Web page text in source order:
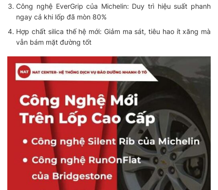
Công nghệ EverGrip của Michelin: Duy trì hiệu suất phanh
ngay cả khi lốp đã mòn 80%
Hợp chất silica thế hệ mới: Giảm ma sát, tiêu hao ít xăng mà
vẫn bám mặt đường tốt